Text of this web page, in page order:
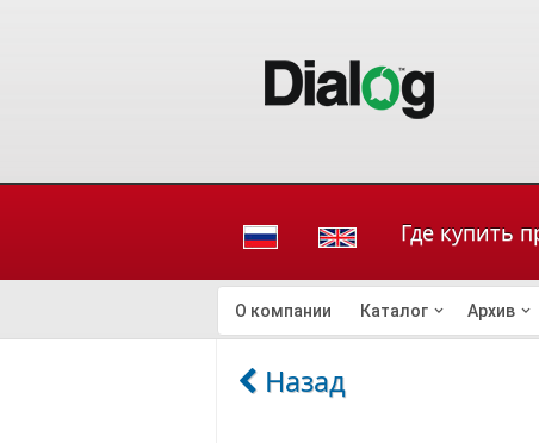
Где купить
О компании Каталог Архив
Назад